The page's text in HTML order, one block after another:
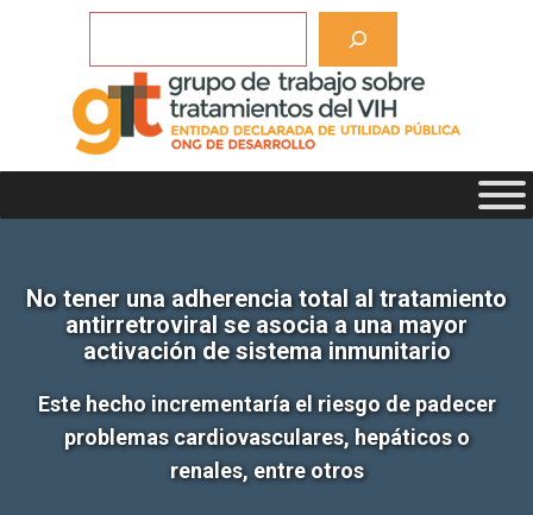
No tener una adherencia total al tratamiento
antirretroviral se asocia a una mayor
activación de sistema inmunitario
Este hecho incrementaría el riesgo de padecer
problemas cardiovasculares, hepáticos o
renales, entre otros